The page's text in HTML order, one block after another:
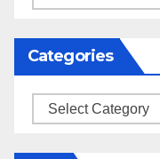
Categories
Categories